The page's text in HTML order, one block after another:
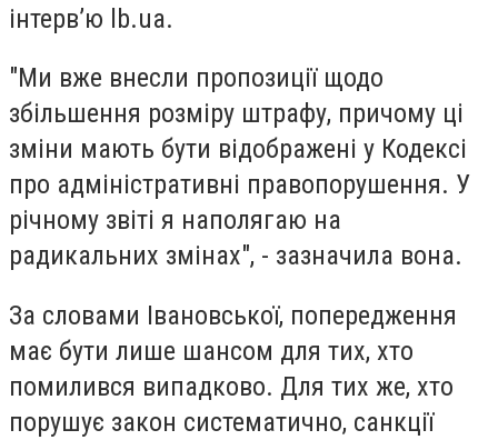
інтерв’ю lb.ua.
"Ми вже внесли пропозиції щодо
збільшення розміру штрафу, причому ці
зміни мають бути відображені у Кодексі
про адміністративні правопорушення. У
річному звіті я наполягаю на
радикальних змінах", - зазначила вона.
За словами Івановської, попередження
має бути лише шансом для тих, хто
помилився випадково. Для тих же, хто
порушує закон систематично, санкції